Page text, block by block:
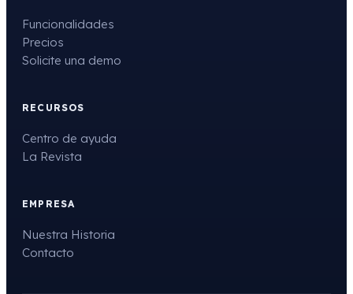
Funcionalidades
Precios
Solicite una demo
RECURSOS
Centro de ayuda
La Revista
EMPRESA
Nuestra Historia
Contacto